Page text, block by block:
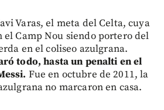
Varas, el meta del Celta, cuya
Camp Nou siendo portero del
en el coliseo azulgrana.
todo, hasta un penalti en el
Fue en octubre de 2011, la
no marcaron en casa.